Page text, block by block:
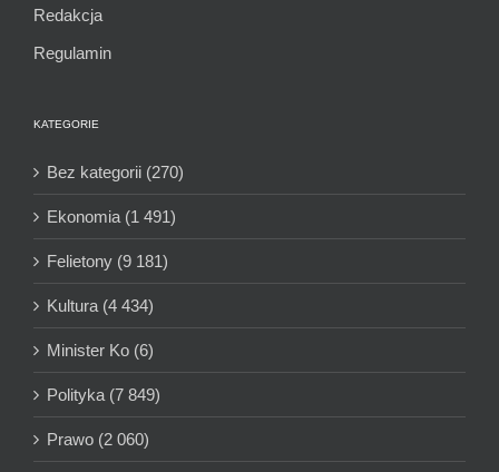
Redakcja
Regulamin
KATEGORIE
Bez kategorii (270)
Ekonomia (1 491)
Felietony (9 181)
Kultura (4 434)
Minister Ko (6)
Polityka (7 849)
Prawo (2 060)